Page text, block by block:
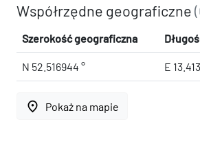
Współrzędne geograficzne
Szerokość geograficzna
N 52.516944 ° E
place Pokaż na mapie